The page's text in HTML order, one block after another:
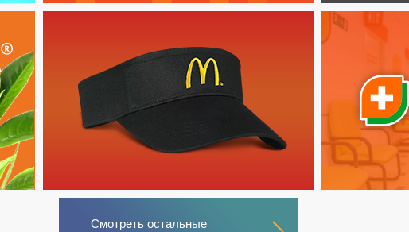
Смотреть остальные
Сайт сети медицинских
клиник «Доктор рядом»